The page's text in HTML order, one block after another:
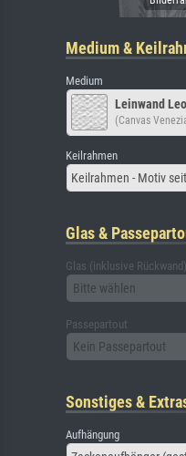
Medium &
Medium
Leinwand
(Canvas
Keilrahmen
Keilrahmen - Motiv
Glas &
Glas (inklusive Rückwand)
Bitte wählen
Passepartout
Kein Passepartout
Sonstiges &
Aufhängung